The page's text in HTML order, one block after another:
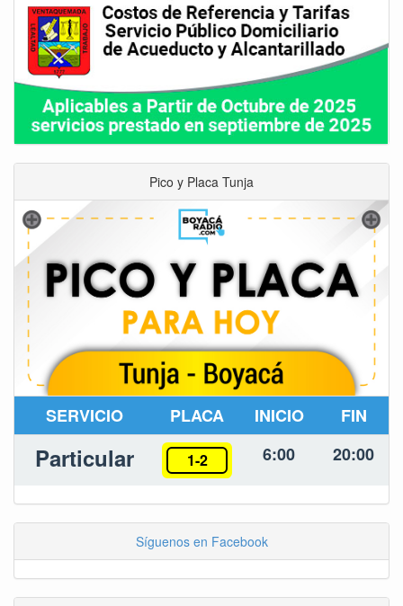
Pico y Placa Tunja
SERVICIO PLACA INICIO FIN
Particular 1-2 6:00 20:00
Síguenos en Facebook